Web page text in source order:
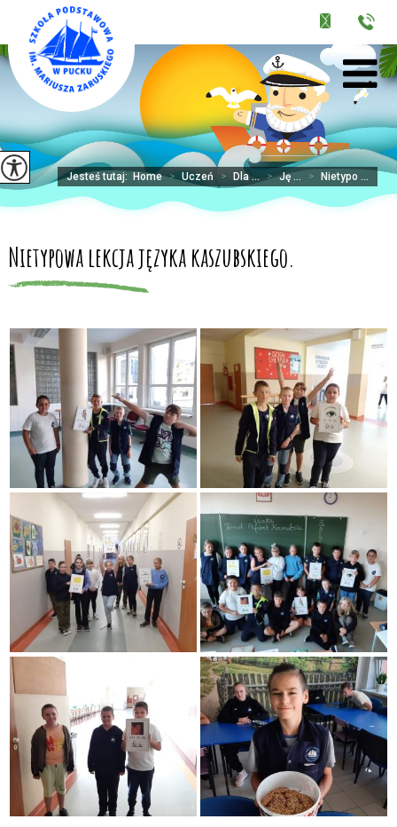
Jesteś tutaj: Home > Uczeń > Dla ... > Ję ... > Nietypo ...
Nietypowa lekcja języka kaszubskiego.